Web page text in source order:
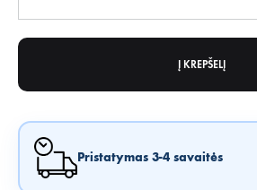
Į KREPŠELĮ
Pristatymas 3-4 savaitės